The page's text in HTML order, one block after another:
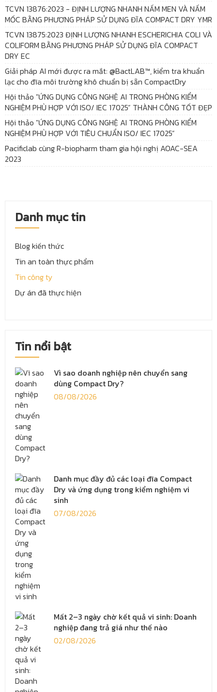
TCVN 13876:2023 - ĐỊNH LƯỢNG NHANH NẤM MEN VÀ NẤM
MỐC BẰNG PHƯƠNG PHÁP SỬ DỤNG ĐĨA COMPACT DRY YMR
TCVN 13875:2023 ĐỊNH LƯỢNG NHANH ESCHERICHIA COLI VÀ
COLIFORM BẰNG PHƯƠNG PHÁP SỬ DỤNG ĐĨA COMPACT
DRY EC
Giải pháp AI mới được ra mắt: @BactLAB™, kiểm tra khuẩn
lạc cho đĩa môi trường khô chuẩn bị sẵn CompactDry
Hội thảo "ỨNG DỤNG CÔNG NGHỆ AI TRONG PHÒNG KIỂM
NGHIỆM PHÙ HỢP VỚI ISO/ IEC 17025” THÀNH CÔNG TỐT ĐẸP
Hội thảo "ỨNG DỤNG CÔNG NGHỆ AI TRONG PHÒNG KIỂM
NGHIỆM PHÙ HỢP VỚI TIÊU CHUẨN ISO/ IEC 17025”
Pacificlab cùng R-biopharm tham gia hội nghị AOAC-SEA
2023
Danh mục tin
Blog kiến thức
Tin an toàn thực phẩm
Tin công ty
Dự án đã thực hiện
Tin nổi bật
Vì sao doanh nghiệp nên chuyển sang
dùng Compact Dry?
08/08/2026
Danh mục đầy đủ các loại đĩa Compact
Dry và ứng dụng trong kiểm nghiệm vi
sinh
07/08/2026
Mất 2–3 ngày chờ kết quả vi sinh: Doanh
nghiệp đang trả giá như thế nào
02/08/2026